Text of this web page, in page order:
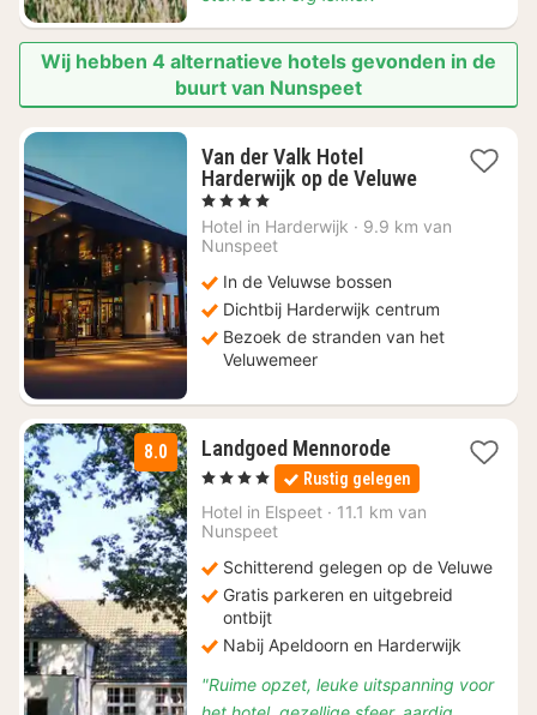
Wij hebben 4 alternatieve hotels gevonden in de
buurt van Nunspeet
Van der Valk Hotel
Harderwijk op de Veluwe2
vanaf
, 4 Sterren
Hotel in Harderwijk · 9.9 km van
Nunspeet
In de Veluwse bossen
Dichtbij Harderwijk centrum
Bezoek de stranden van het
Veluwemeer
8.0 Landgoed Mennorode1
nacht
vanaf
€
, 4 Sterren Rustig gelegen
Hotel in Elspeet · 11.1 km van
Nunspeet
Schitterend gelegen op de Veluwe
Gratis parkeren en uitgebreid
ontbijt
Nabij Apeldoorn en Harderwijk
"Ruime opzet, leuke uitspanning voor